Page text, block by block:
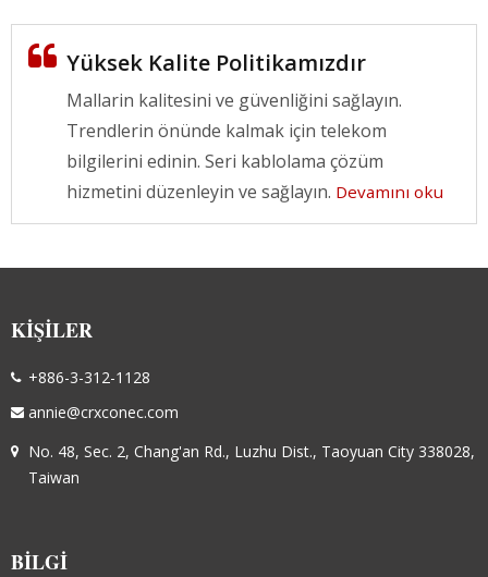
Yüksek Kalite Politikamızdır
Mallarin kalitesini ve güvenliğini sağlayın.
Trendlerin önünde kalmak için telekom
bilgilerini edinin. Seri kablolama çözüm
hizmetini düzenleyin ve sağlayın. Devamını oku
KIŞILER
+886-3-312-1128
annie@crxconec.com
No. 48, Sec. 2, Chang'an Rd., Luzhu Dist., Taoyuan City 338028,
Taiwan
BILGI